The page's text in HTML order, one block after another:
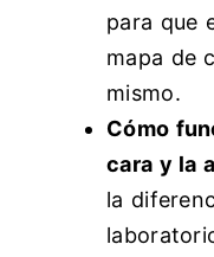
para que
mapa de
mismo.
Cómo
cara y la
la